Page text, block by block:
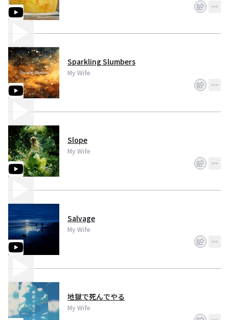
Sparkling Slumbers
My Wife
Slope
My Wife
Salvage
My Wife
地獄で死んでやる
My Wife